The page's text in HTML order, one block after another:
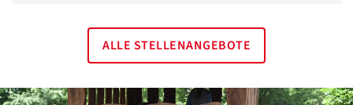
ALLE STELLENANGEBOTE
Datenschutzerklärung
Übersetzen